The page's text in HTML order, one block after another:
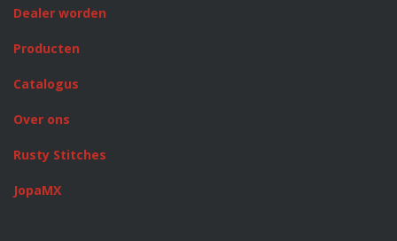
Dealer worden
Producten
Catalogus
Over ons
Rusty Stitches
JopaMX